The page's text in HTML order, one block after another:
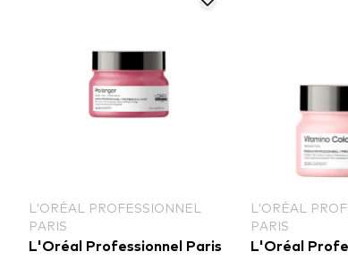
L'ORÉAL PROFESSIONNEL
PARIS
L'Oréal Professionnel Paris
L'ORÉAL
PARIS
L'Oréal